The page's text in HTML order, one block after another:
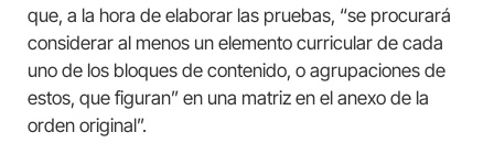
que, a la hora de elaborar las pruebas, “se procurará
considerar al menos un elemento curricular de cada
uno de los bloques de contenido, o agrupaciones de
estos, que figuran” en una matriz en el anexo de la
orden original”.